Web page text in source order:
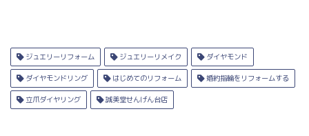
ジュエリーリフォーム ジュエリーリメイク ダイヤモンド
ダイヤモンドリング はじめてのリフォーム 婚約指輪をリフォームする
立爪ダイヤリング 誠美堂せんげん台店